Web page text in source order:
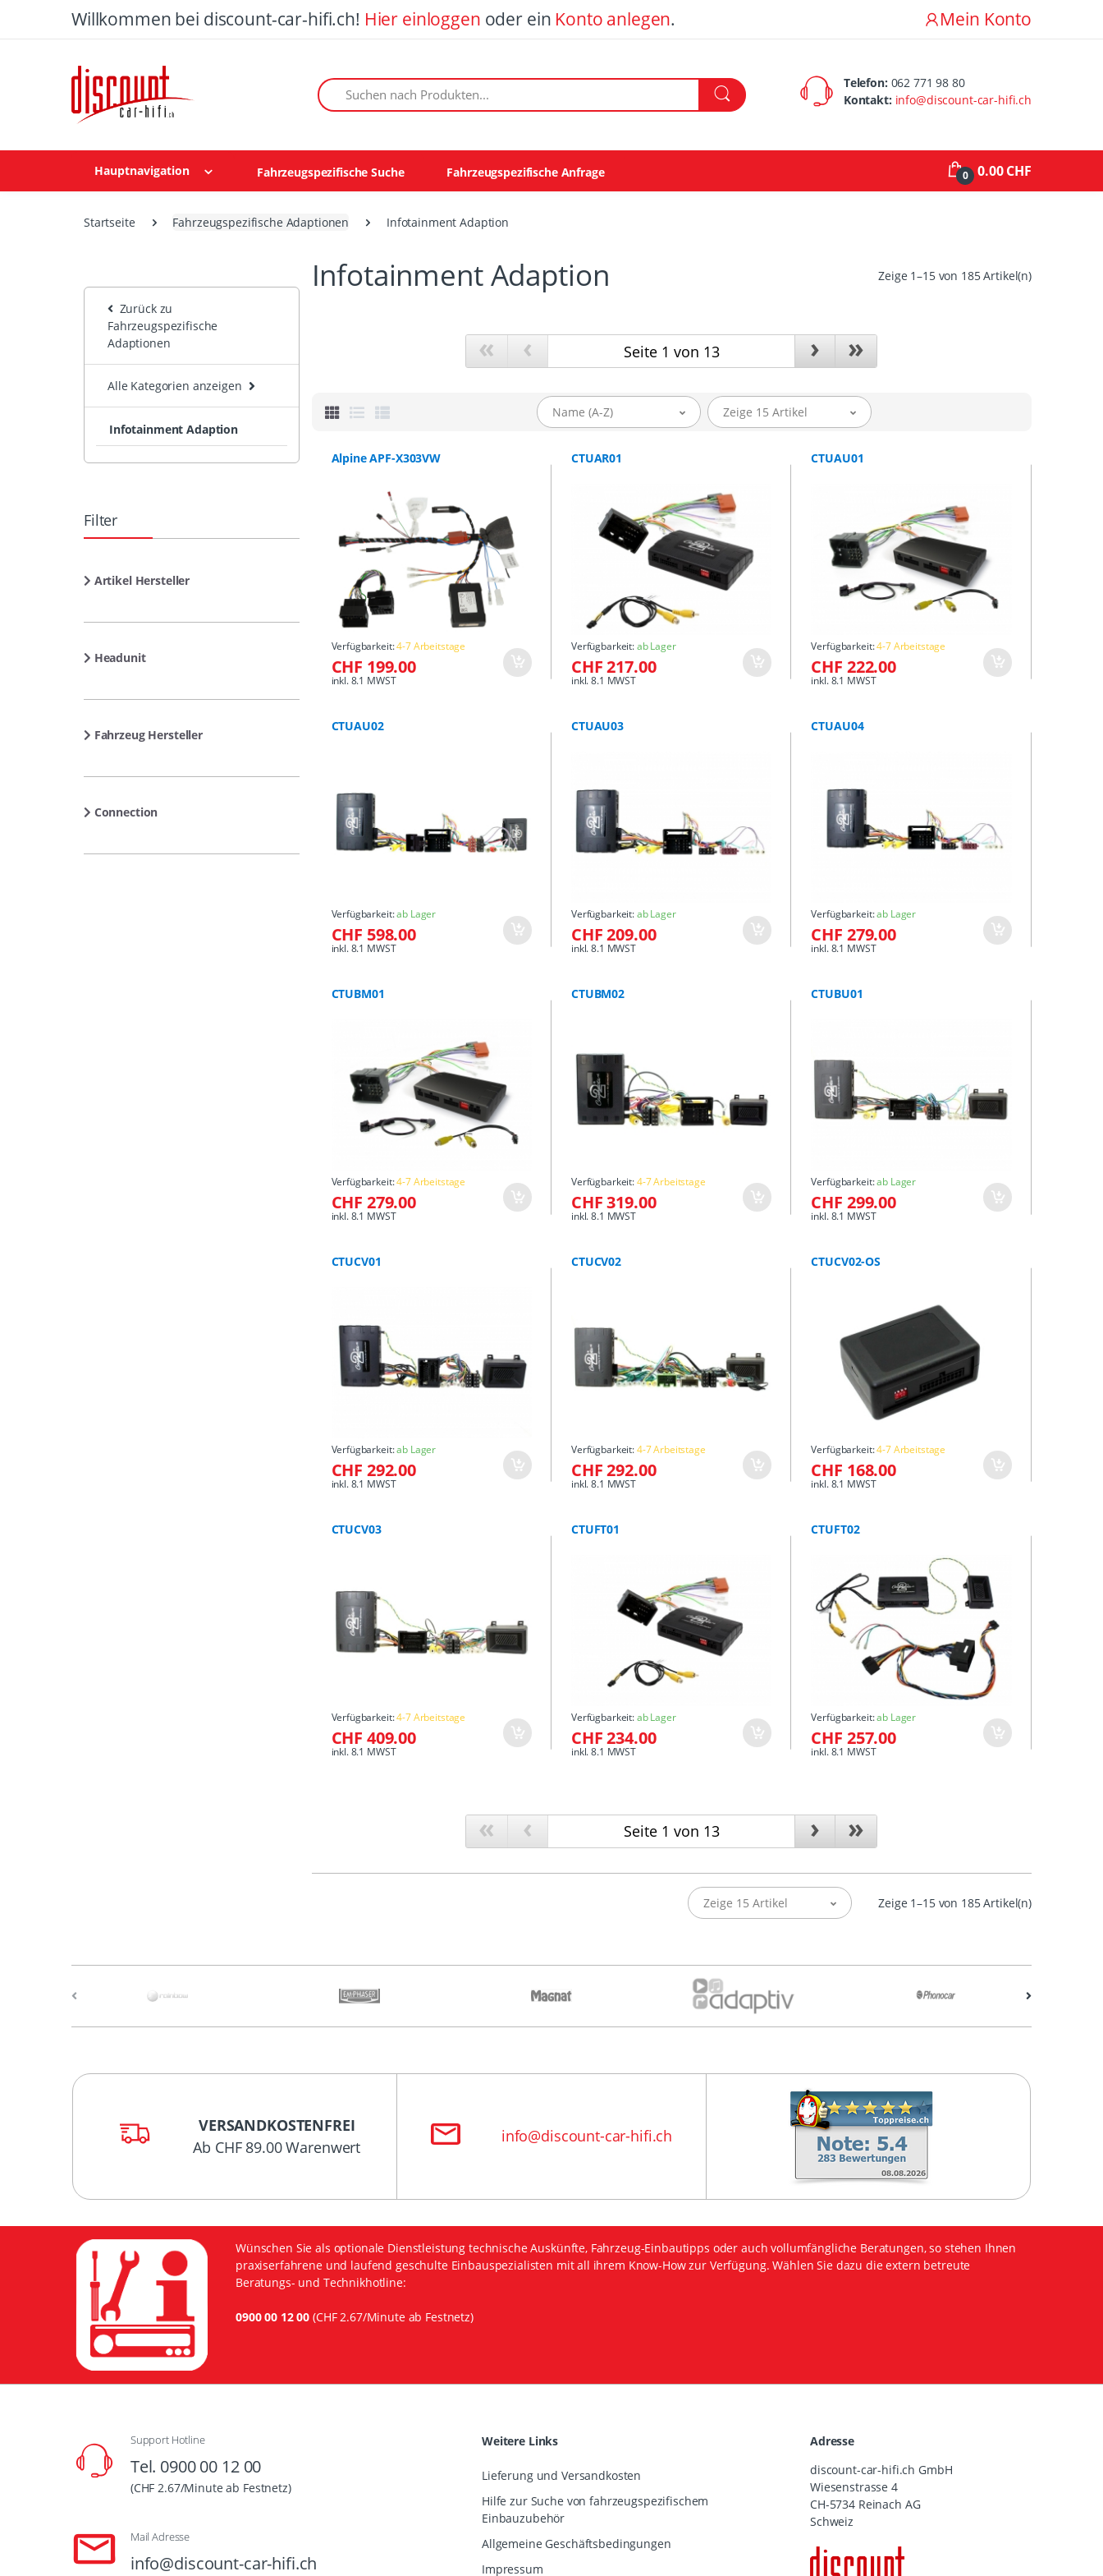
Willkommen bei discount-car-hifi.ch! Hier einloggen oder ein Konto anlegen. Mein Konto
Suchen nach Produkten: Telefon: 062 771 98 80
Kontakt: info@discount-car-hifi.ch
Hauptnavigation Fahrzeugspezifische Suche Fahrzeugspezifische Anfrage 0 0.00 CHF
Startseite Fahrzeugspezifische Adaptionen Infotainment Adaption
Zurück zu
Fahrzeugspezifische
Adaptionen
Alle Kategorien anzeigen
Infotainment Adaption
Filter
Artikel Hersteller
Headunit
Fahrzeug Hersteller
Connection
Infotainment Adaption Zeige 1–15 von 185 Artikel(n)
« ‹ › »
Name (A-Z) Zeige 15 Artikel
Alpine APF-X303VW
Verfügbarkeit:4-7 Arbeitstage
CHF 199.00
inkl. 8.1 MWST
CTUAR01
Verfügbarkeit:ab Lager
CHF 217.00
inkl. 8.1 MWST
CTUAU01
Verfügbarkeit:4-7 Arbeitstage
CHF 222.00
inkl. 8.1 MWST
CTUAU02
Verfügbarkeit:ab Lager
CHF 598.00
inkl. 8.1 MWST
CTUAU03
Verfügbarkeit:ab Lager
CHF 209.00
inkl. 8.1 MWST
CTUAU04
Verfügbarkeit:ab Lager
CHF 279.00
inkl. 8.1 MWST
CTUBM01
Verfügbarkeit:4-7 Arbeitstage
CHF 279.00
inkl. 8.1 MWST
CTUBM02
Verfügbarkeit:4-7 Arbeitstage
CHF 319.00
inkl. 8.1 MWST
CTUBU01
Verfügbarkeit:ab Lager
CHF 299.00
inkl. 8.1 MWST
CTUCV01
Verfügbarkeit:ab Lager
CHF 292.00
inkl. 8.1 MWST
CTUCV02
Verfügbarkeit:4-7 Arbeitstage
CHF 292.00
inkl. 8.1 MWST
CTUCV02-OS
Verfügbarkeit:4-7 Arbeitstage
CHF 168.00
inkl. 8.1 MWST
CTUCV03
Verfügbarkeit:4-7 Arbeitstage
CHF 409.00
inkl. 8.1 MWST
CTUFT01
Verfügbarkeit:ab Lager
CHF 234.00
inkl. 8.1 MWST
CTUFT02
Verfügbarkeit:ab Lager
CHF 257.00
inkl. 8.1 MWST
« ‹ › »
Zeige 15 Artikel Zeige 1–15 von 185 Artikel(n)
VERSANDKOSTENFREI
Ab CHF 89.00 Warenwert
info@discount-car-hifi.ch
Wünschen Sie als optionale Dienstleistung technische Auskünfte, Fahrzeug-Einbautipps oder auch vollumfängliche Beratungen, so stehen Ihnen
praxiserfahrene und laufend geschulte Einbauspezialisten mit all ihrem Know-How zur Verfügung. Wählen Sie dazu die extern betreute
Beratungs- und Technikhotline:
0900 00 12 00 (CHF 2.67/Minute ab Festnetz)
Support Hotline
Tel. 0900 00 12 00
(CHF 2.67/Minute ab Festnetz)
Mail Adresse
info@discount-car-hifi.ch
Weitere Links
Lieferung und Versandkosten
Hilfe zur Suche von fahrzeugspezifischem
Einbauzubehör
Allgemeine Geschäftsbedingungen
Impressum
Adresse
discount-car-hifi.ch GmbH
Wiesenstrasse 4
CH-5734 Reinach AG
Schweiz